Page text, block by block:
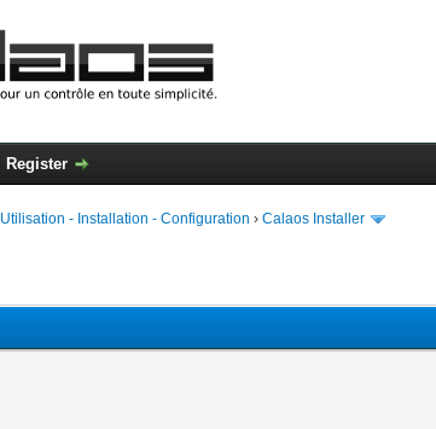
Register
Utilisation - Installation - Configuration ›Calaos Installer